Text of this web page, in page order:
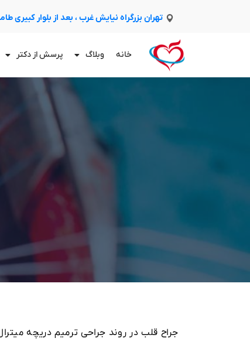
تهران بزرگراه نیایش غرب ، بعد از بلوار کبیری
خانه وبلاگ پرسش از دکتر
جراح قلب در روند جراحی ترمیم دریچه